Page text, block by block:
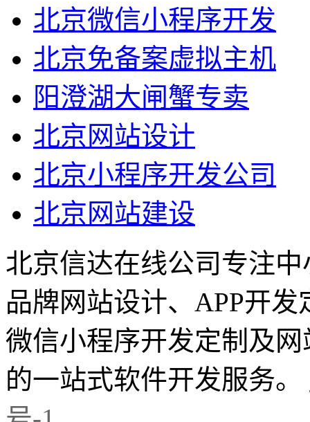
北京微信小程序开发
北京免备案虚拟主机
阳澄湖大闸蟹专卖
北京网站设计
北京小程序开发公司
北京网站建设
北京信达在线公司专注
品牌网站设计、APP开
微信小程序开发定制及
的一站式软件开发服务。